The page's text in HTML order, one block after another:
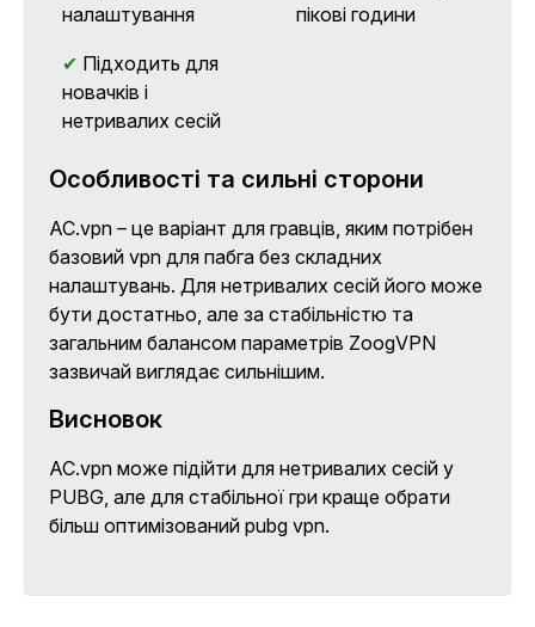
налаштування
пікові години
✔ Підходить для
новачків і
нетривалих сесій
Особливості та сильні сторони
AC.vpn – це варіант для гравців, яким потрібен
базовий vpn для пабга без складних
налаштувань. Для нетривалих сесій його може
бути достатньо, але за стабільністю та
загальним балансом параметрів ZoogVPN
зазвичай виглядає сильнішим.
Висновок
AC.vpn може підійти для нетривалих сесій у
PUBG, але для стабільної гри краще обрати
більш оптимізований pubg vpn.